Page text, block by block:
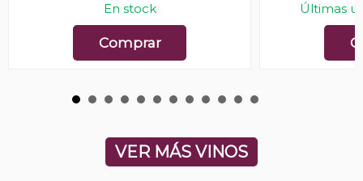
En stock
Comprar
Últimas
VER MÁS VINOS